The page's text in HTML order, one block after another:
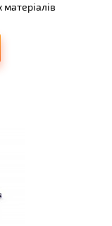
запасом